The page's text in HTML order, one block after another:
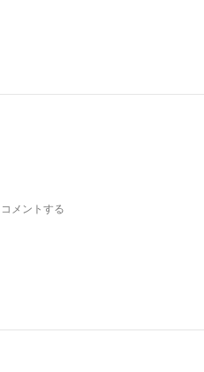
コメントする